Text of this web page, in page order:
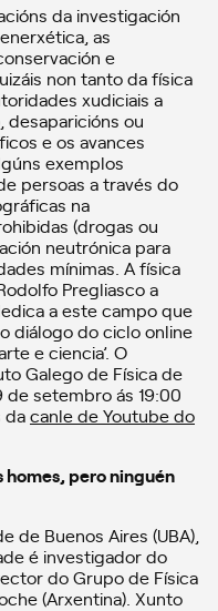
da investigación
as
e
non tanto da física
xudiciais a
ou
e os avances
exemplos
persoas a través do
na
(drogas ou
neutrónica para
mínimas. A física
Pregliasco a
a este campo que
diálogo do ciclo online
e ciencia’. O
Galego de Física de
de setembro ás 19:00
dacanle de Youtube do
homes, pero ninguén
de Buenos Aires (UBA),
é investigador do
do Grupo de Física
(Arxentina). Xunto